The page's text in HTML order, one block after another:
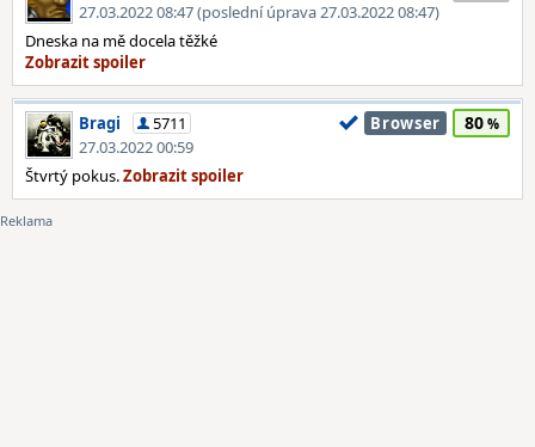
27.03.2022 08:47 (poslední úprava 27.03.2022 08:47)
Dneska na mě docela těžké
Bragi
5711
27.03.2022 00:59
Browser 80
Štvrtý pokus.